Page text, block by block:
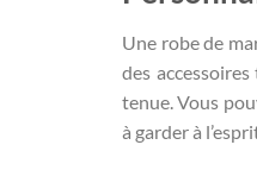
Une robe de
des
tenue. Vous
à garder à